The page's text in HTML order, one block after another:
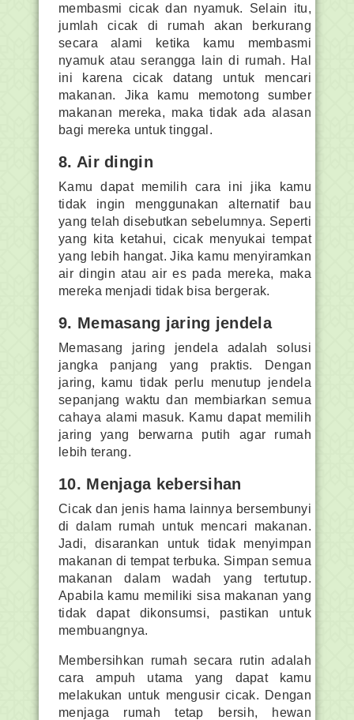
membasmi cicak dan nyamuk. Selain itu,
jumlah cicak di rumah akan berkurang
secara alami ketika kamu membasmi
nyamuk atau serangga lain di rumah. Hal
ini karena cicak datang untuk mencari
makanan. Jika kamu memotong sumber
makanan mereka, maka tidak ada alasan
bagi mereka untuk tinggal.
8. Air dingin
Kamu dapat memilih cara ini jika kamu
tidak ingin menggunakan alternatif bau
yang telah disebutkan sebelumnya. Seperti
yang kita ketahui, cicak menyukai tempat
yang lebih hangat. Jika kamu menyiramkan
air dingin atau air es pada mereka, maka
mereka menjadi tidak bisa bergerak.
9. Memasang jaring jendela
Memasang jaring jendela adalah solusi
jangka panjang yang praktis. Dengan
jaring, kamu tidak perlu menutup jendela
sepanjang waktu dan membiarkan semua
cahaya alami masuk. Kamu dapat memilih
jaring yang berwarna putih agar rumah
lebih terang.
10. Menjaga kebersihan
Cicak dan jenis hama lainnya bersembunyi
di dalam rumah untuk mencari makanan.
Jadi, disarankan untuk tidak menyimpan
makanan di tempat terbuka. Simpan semua
makanan dalam wadah yang tertutup.
Apabila kamu memiliki sisa makanan yang
tidak dapat dikonsumsi, pastikan untuk
membuangnya.
Membersihkan rumah secara rutin adalah
cara ampuh utama yang dapat kamu
melakukan untuk mengusir cicak. Dengan
menjaga rumah tetap bersih, hewan